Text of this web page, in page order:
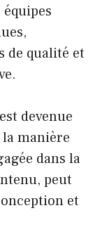
de qualité et
est devenue
manière
dans la
peut
et